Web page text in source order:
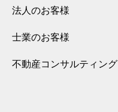
法人のお客様
士業のお客様
不動産コンサルティング